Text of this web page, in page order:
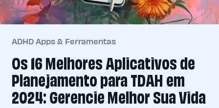
ADHD Apps & Ferramentas
Os 16 Melhores Aplicativos de
Planejamento para TDAH em
2024: Gerencie Melhor Sua Vida